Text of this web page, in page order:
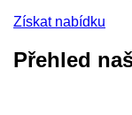
Získat nabídku
Přehled